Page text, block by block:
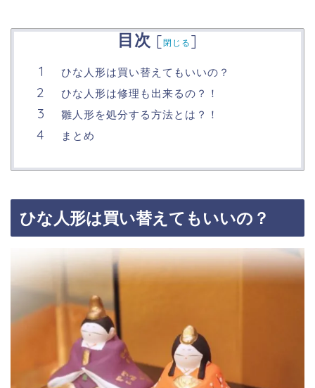
目次 [閉じる ]
ひな人形は買い替えてもいいの？
ひな人形は修理も出来るの？！
雛人形を処分する方法とは？！
まとめ
ひな人形は買い替えてもいいの？